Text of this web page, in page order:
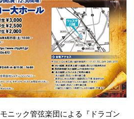
ニック管弦楽団による『ドラゴン